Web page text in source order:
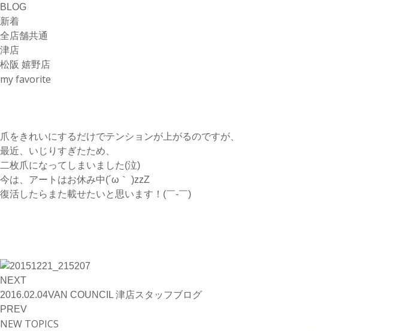
BLOG
新着
全店舗共通
津店
松阪 嬉野店
my favorite
爪をきれいにするだけでテンションが上がるのですが、
最近、いじりすぎたため、
二枚爪になってしまいました(泣)
今は、アートはお休み中(´ω｀ )zzZ
復活したらまた載せたいと思います！(￣-￣)ゞ
NEXT
2016.02.04VAN COUNCIL 津店スタッフブログ
PREV
NEW TOPICS